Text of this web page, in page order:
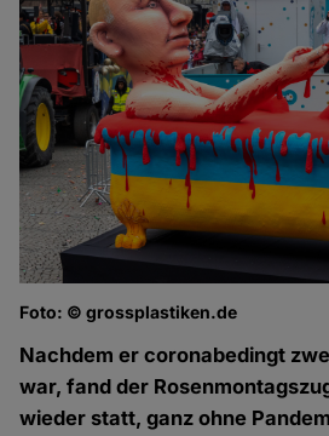
Foto: © grossplastiken.de
Nachdem er coronabedingt
war, fand der
wieder statt, ganz ohne